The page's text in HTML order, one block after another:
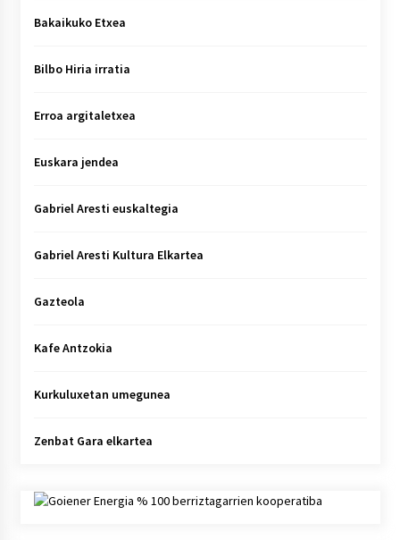
Bakaikuko Etxea
Bilbo Hiria irratia
Erroa argitaletxea
Euskara jendea
Gabriel Aresti euskaltegia
Gabriel Aresti Kultura Elkartea
Gazteola
Kafe Antzokia
Kurkuluxetan umegunea
Zenbat Gara elkartea